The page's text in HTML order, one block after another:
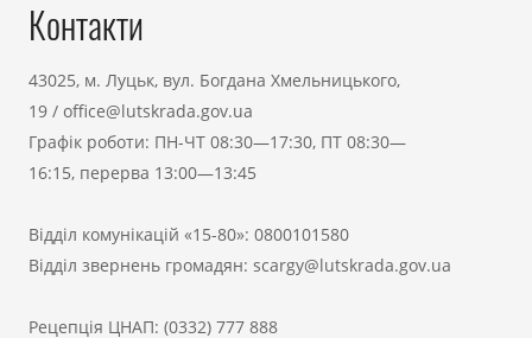
Контакти
43025, м. Луцьк, вул. Богдана Хмельницького,
19 / office@lutskrada.gov.ua
Графік роботи: ПН-ЧТ 08:30—17:30, ПТ 08:30—
16:15, перерва 13:00—13:45
Відділ комунікацій «15-80»: 0800101580
Відділ звернень громадян: scargy@lutskrada.gov.ua
Рецепція ЦНАП: (0332) 777 888